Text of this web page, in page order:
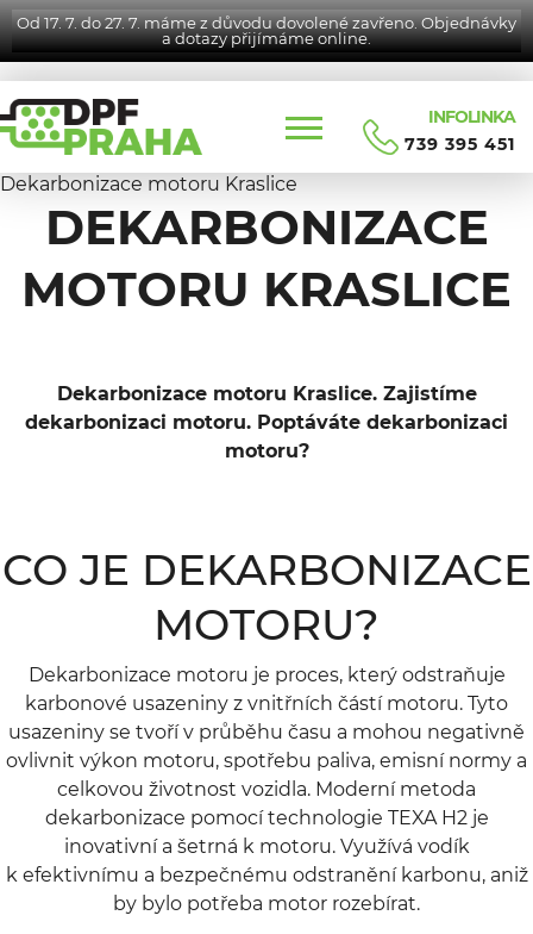
Od 17. 7. do 27. 7. máme z důvodu dovolené zavřeno. Objednávky
a dotazy přijímáme online.
INFOLINKA
739 395 451
Dekarbonizace motoru Kraslice
DEKARBONIZACE
MOTORU KRASLICE
Dekarbonizace motoru Kraslice. Zajistíme
dekarbonizaci motoru. Poptáváte dekarbonizaci
motoru?
CO JE DEKARBONIZACE
MOTORU?
Dekarbonizace motoru je proces, který odstraňuje
karbonové usazeniny z vnitřních částí motoru. Tyto
usazeniny se tvoří v průběhu času a mohou negativně
ovlivnit výkon motoru, spotřebu paliva, emisní normy a
celkovou životnost vozidla. Moderní metoda
dekarbonizace pomocí technologie TEXA H2 je
inovativní a šetrná k motoru. Využívá vodík
k efektivnímu a bezpečnému odstranění karbonu, aniž
by bylo potřeba motor rozebírat.